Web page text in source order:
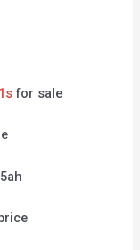
for sale